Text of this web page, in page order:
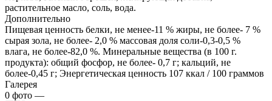
растительное масло, соль, вода.
Дополнительно
Пищевая ценность белки, не менее-11 % жиры, не более- 7 %
сырая зола, не более- 2,0 % массовая доля соли-0,3-0,5 %
влага, не более-82,0 %. Минеральные вещества (в 100 г.
продукта): общий фосфор, не более- 0,7 г; кальций, не
более-0,45 г; Энергетическая ценность 107 ккал / 100 граммов
Галерея
0 фото —